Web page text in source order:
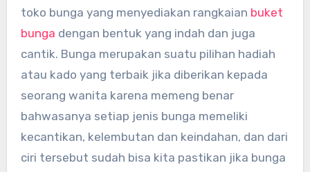
toko bunga yang menyediakan rangkaian buket
bunga dengan bentuk yang indah dan juga
cantik. Bunga merupakan suatu pilihan hadiah
atau kado yang terbaik jika diberikan kepada
seorang wanita karena memeng benar
bahwasanya setiap jenis bunga memeliki
kecantikan, kelembutan dan keindahan, dan dari
ciri tersebut sudah bisa kita pastikan jika bunga